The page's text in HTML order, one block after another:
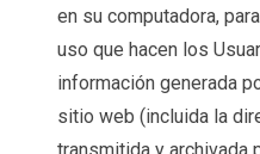
en su computadora,
uso que hacen los
información generada
sitio web (incluida la
transmitida y archivada